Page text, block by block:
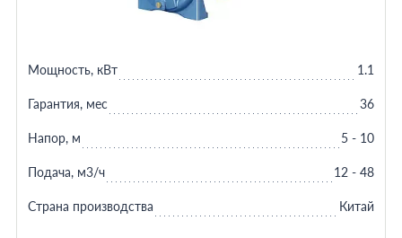
Мощность, кВт 1.1
Гарантия, мес 36
Напор, м 5 - 10
Подача, м3/ч 12 - 48
Страна производства Китай